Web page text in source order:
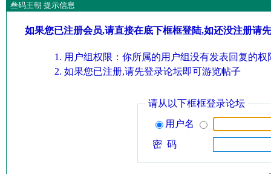
叁码王朝 提示信息
如果您已注册会员,请直接在底下框框登陆,如还没注册请
用户组权限：你所属的用户组没有发表回复的权
如果您已注册,请先登录论坛即可游览帖子
请从以下框框登录论坛
用户名
密 码